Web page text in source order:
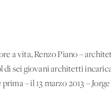
a vita, Renzo Piano –
di sei giovani architetti
– il 13 marzo 2013 –